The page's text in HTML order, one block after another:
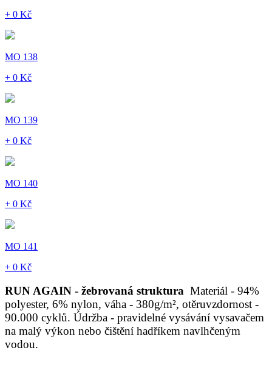
+ 0 Kč
MO 138
+ 0 Kč
MO 139
+ 0 Kč
MO 140
+ 0 Kč
MO 141
+ 0 Kč
RUN AGAIN - žebrovaná struktura Materiál - 94%
polyester, 6% nylon, váha - 380g/m², otěruvzdornost -
90.000 cyklů. Údržba - pravidelné vysávání vysavačem
na malý výkon nebo čištění hadříkem navlhčeným
vodou.